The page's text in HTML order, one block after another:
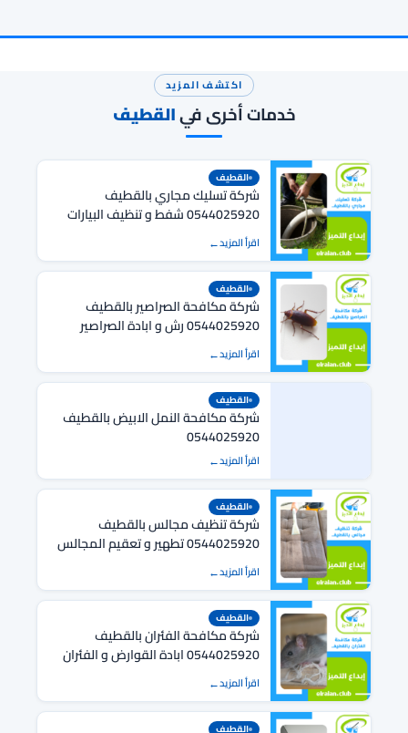
اكتشف المزيد
خدمات أخرى فيالقطيف
القطيف
شركة تسليك مجاري بالقطيف
0544025920 شفط و تنظيف البيارات
بالقطيف
اقرأ المزيد
القطيف
شركة مكافحة الصراصير بالقطيف
0544025920 رش و ابادة الصراصير
بالقطيف
اقرأ المزيد
القطيف
شركة مكافحة النمل الابيض بالقطيف
0544025920
اقرأ المزيد
القطيف
شركة تنظيف مجالس بالقطيف
0544025920 تطهير و تعقيم المجالس
بالقطيف
اقرأ المزيد
القطيف
شركة مكافحة الفئران بالقطيف
0544025920 ابادة القوارض و الفئران
بالقطيف
اقرأ المزيد
القطيف